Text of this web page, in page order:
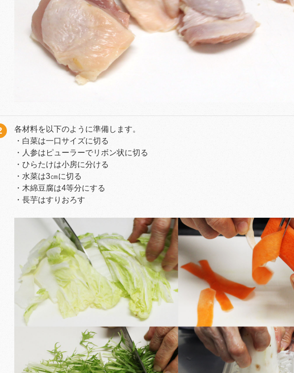
各材料を以下のように準備します。
・白菜は一口サイズに切る
・人参はピューラーでリボン状に切る
・ひらたけは小房に分ける
・水菜は3㎝に切る
・木綿豆腐は4等分にする
・長芋はすりおろす